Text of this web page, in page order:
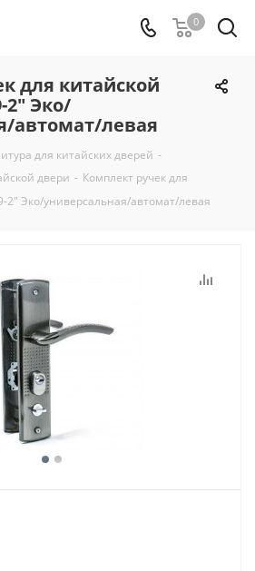
0
для китайской
2" Эко/
автомат/левая
для китайских дверей -
двери - Комплект ручек для
2" Эко/универсальная/автомат/левая